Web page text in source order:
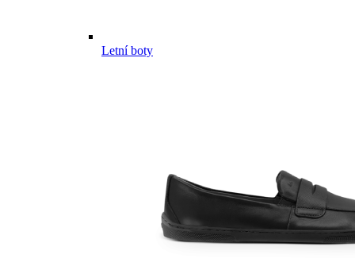
Letní boty